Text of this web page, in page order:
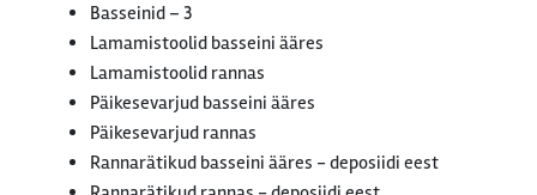
Basseinid – 3
Lamamistoolid basseini ääres
Lamamistoolid rannas
Päikesevarjud basseini ääres
Päikesevarjud rannas
Rannarätikud basseini ääres - deposiidi eest